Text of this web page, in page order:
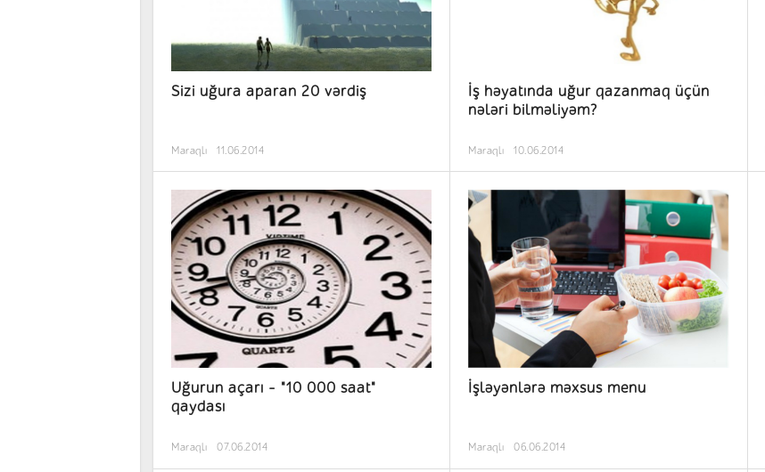
Sizi uğura aparan 20 vərdiş
Maraqlı 11.06.2014
İş həyatında uğur qazanmaq üçün
nələri bilməliyəm?
Maraqlı 10.06.2014
Uğurun açarı - "10 000 saat"
qaydası
Maraqlı 07.06.2014
İşləyənlərə məxsus menu
Maraqlı 06.06.2014